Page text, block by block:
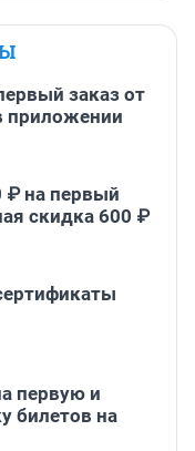
заказ от
приложении
₽ на первый
скидка 600 ₽
первую и
билетов на